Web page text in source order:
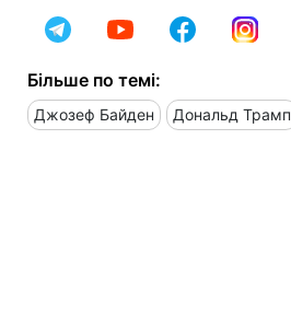
Більше по темі:
Джозеф Байден Дональд Трамп